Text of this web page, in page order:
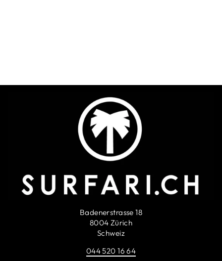
Badenerstrasse 18
8004 Zürich
Schweiz
044 520 16 64